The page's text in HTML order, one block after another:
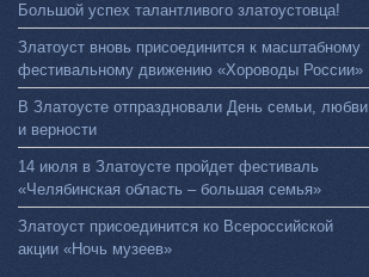
Большой успех талантливого златоустовца!
Златоуст вновь присоединится к масштабному
фестивальному движению «Хороводы России»
В Златоусте отпраздновали День семьи, любви
и верности
14 июля в Златоусте пройдет фестиваль
«Челябинская область – большая семья»
Златоуст присоединится ко Всероссийской
акции «Ночь музеев»